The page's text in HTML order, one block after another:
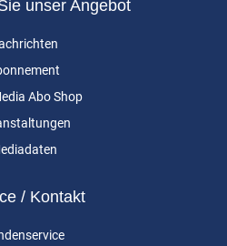
unser Angebot
Abo Shop
/ Kontakt